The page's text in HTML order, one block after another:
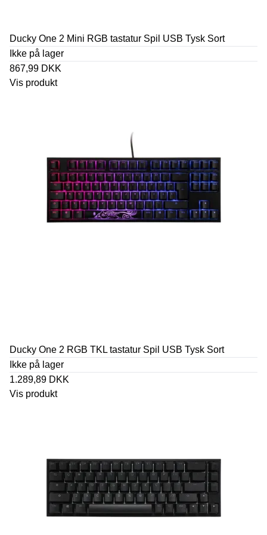
Ducky One 2 Mini RGB tastatur Spil USB Tysk Sort
Ikke på lager
867,99 DKK
Vis produkt
Ducky One 2 RGB TKL tastatur Spil USB Tysk Sort
Ikke på lager
1.289,89 DKK
Vis produkt